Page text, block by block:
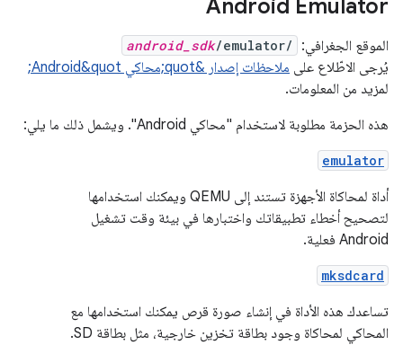
Android Emulator
الموقع الجغرافي: android_sdk/emulator/
يُرجى الاطّلاع على ملاحظات إصدار &quot;محاكي Android&quot;
لمزيد من المعلومات.
هذه الحزمة مطلوبة لاستخدام "محاكي Android". ويشمل ذلك ما يلي:
emulator
أداة لمحاكاة الأجهزة تستند إلى QEMU ويمكنك استخدامها
لتصحيح أخطاء تطبيقاتك واختبارها في بيئة وقت تشغيل
Android فعلية.
mksdcard
تساعدك هذه الأداة في إنشاء صورة قرص يمكنك استخدامها مع
المحاكي لمحاكاة وجود بطاقة تخزين خارجية، مثل بطاقة SD.